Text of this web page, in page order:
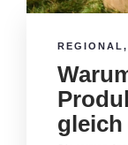
REGIONAL ,